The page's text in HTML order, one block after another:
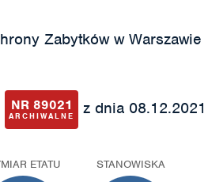
Zabytków w Warszawie
NR 89021
ARCHIWALNE z dnia
ETATU STANOWISKA